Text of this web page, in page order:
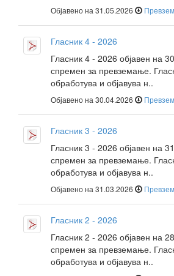
Објавено на 31.05.2026
Гласник 4 - 2026
Гласник 4 - 2026 објавен на
спремен за превземање.
обработува и објавува н..
Објавено на 30.04.2026
Гласник 3 - 2026
Гласник 3 - 2026 објавен на
спремен за превземање.
обработува и објавува н..
Објавено на 31.03.2026
Гласник 2 - 2026
Гласник 2 - 2026 објавен на
спремен за превземање.
обработува и објавува н..